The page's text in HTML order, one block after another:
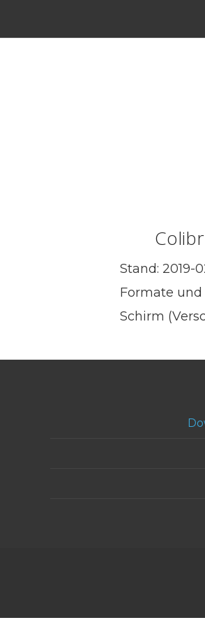
Stand: 2019-
Formate und
Schirm